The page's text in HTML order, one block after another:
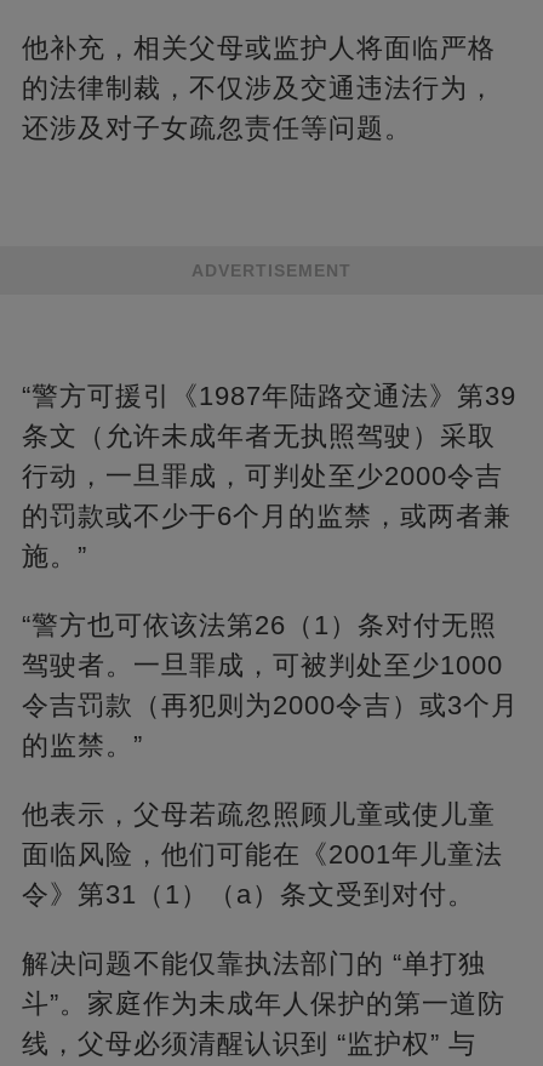
他补充，相关父母或监护人将面临严格
的法律制裁，不仅涉及交通违法行为，
还涉及对子女疏忽责任等问题。
ADVERTISEMENT
“警方可援引《1987年陆路交通法》第39
条文（允许未成年者无执照驾驶）采取
行动，一旦罪成，可判处至少2000令吉
的罚款或不少于6个月的监禁，或两者兼
施。”
“警方也可依该法第26（1）条对付无照
驾驶者。一旦罪成，可被判处至少1000
令吉罚款（再犯则为2000令吉）或3个月
的监禁。”
他表示，父母若疏忽照顾儿童或使儿童
面临风险，他们可能在《2001年儿童法
令》第31（1）（a）条文受到对付。
解决问题不能仅靠执法部门的 “单打独
斗”。家庭作为未成年人保护的第一道防
线，父母必须清醒认识到 “监护权” 与